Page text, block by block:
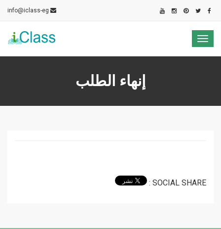
info@iclass-eg
Toggle
إنهاء الطلب
SOCIAL SHARE :